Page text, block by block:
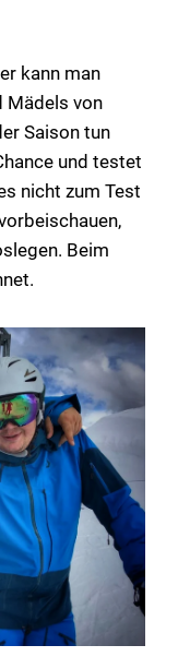
kann man
Mädels von
Saison tun
und testet
nicht zum Test
Beim